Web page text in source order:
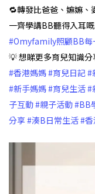
🔁轉發比爸爸、嫲嫲、
一齊學講BB聽得入耳
#Omyfamily照顧BB每
💡 想睇更多育兒知識分
#香港媽媽#育兒日記#
#新手媽媽#育兒生活#
子互動#親子活動#BB
分享#湊B日常生活#